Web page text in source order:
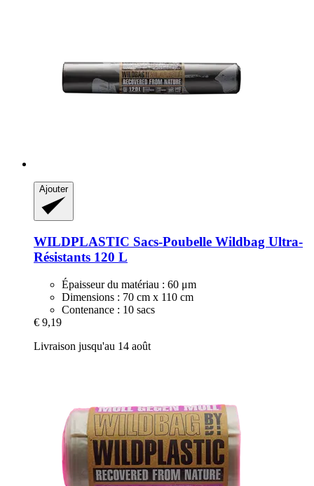
Ajouter
WILDPLASTIC Sacs-​Poubelle Wildbag Ultra-​
Résistants 120 L
Épaisseur du matériau : 60 μm
Dimensions : 70 cm x 110 cm
Contenance : 10 sacs
€ 9,19
Livraison jusqu'au 14 août